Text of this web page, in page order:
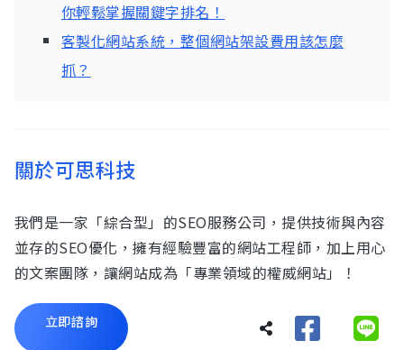
你輕鬆掌握關鍵字排名！
客製化網站系統，整個網站架設費用該怎麼
抓？
關於可思科技
我們是一家「綜合型」的SEO服務公司，提供技術與內容
並存的SEO優化，擁有經驗豐富的網站工程師，加上用心
的文案團隊，讓網站成為「專業領域的權威網站」！
立即諮詢